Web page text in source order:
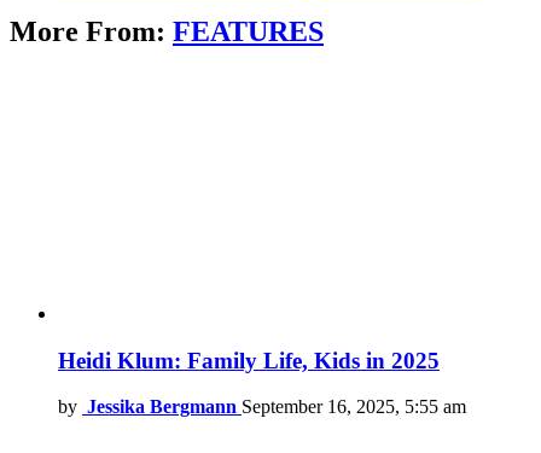
More From: FEATURES
Heidi Klum: Family Life, Kids in 2025
by Jessika Bergmann September 16, 2025, 5:55 am